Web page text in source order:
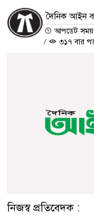
দৈনিক আইন
আপডেট
/
৩১৭ বার
নিজস্ব প্রতিবেদক :